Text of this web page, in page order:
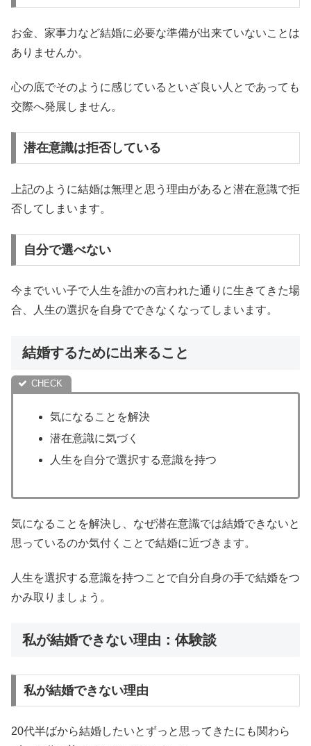
お金、家事力など結婚に必要な準備が出来ていないことは
ありませんか。
心の底でそのように感じているといざ良い人とであっても
交際へ発展しません。
潜在意識は拒否している
上記のように結婚は無理と思う理由があると潜在意識で拒
否してしまいます。
自分で選べない
今までいい子で人生を誰かの言われた通りに生きてきた場
合、人生の選択を自身でできなくなってしまいます。
結婚するために出来ること
気になることを解決
潜在意識に気づく
人生を自分で選択する意識を持つ
気になることを解決し、なぜ潜在意識では結婚できないと
思っているのか気付くことで結婚に近づきます。
人生を選択する意識を持つことで自分自身の手で結婚をつ
かみ取りましょう。
私が結婚できない理由：体験談
私が結婚できない理由
20代半ばから結婚したいとずっと思ってきたにも関わら